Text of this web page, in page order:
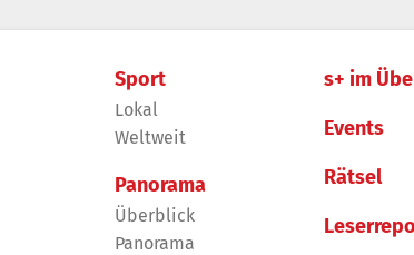
Sport
Lokal
Weltweit
Panorama
Überblick
Panorama
s+ im
Events
Rätsel